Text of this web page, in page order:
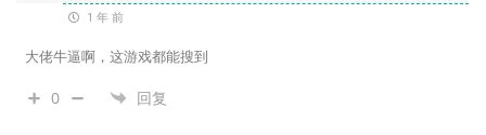
1 年 前
大佬牛逼啊，这游戏都能搜到
0 回复